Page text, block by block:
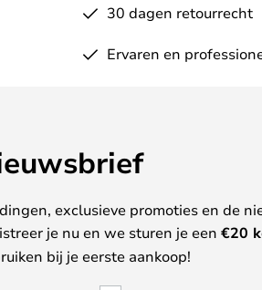
30 dagen retourrecht
Ervaren en
exclusieve promoties en de
je nu en we sturen je een €20
bij je eerste aankoop!